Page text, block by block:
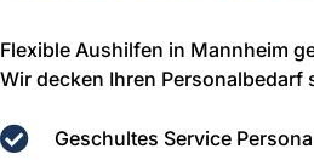
Flexible Aushilfen in Mannheim
Wir decken Ihren
Geschultes Service